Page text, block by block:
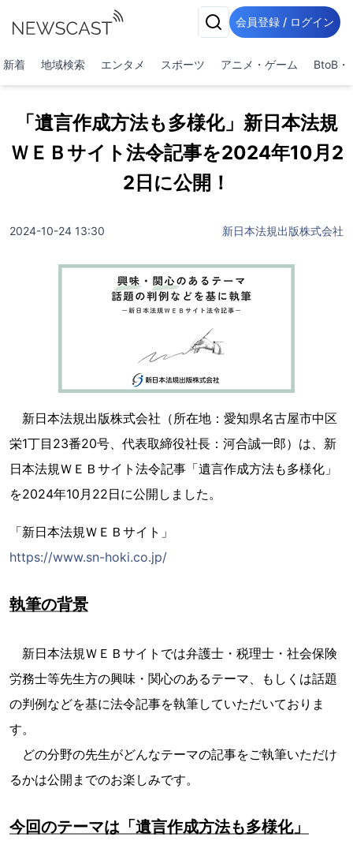
会員登録 / ログイン
新着 地域検索 エンタメ スポーツ アニメ・ゲーム BtoB・
「遺言作成方法も多様化」新日本法規
ＷＥＢサイト法令記事を2024年10月2
2日に公開！
2024-10-24 13:30 新日本法規出版株式会社
新日本法規出版株式会社（所在地：愛知県名古屋市中区
栄1丁目23番20号、代表取締役社長：河合誠一郎）は、新
日本法規ＷＥＢサイト法令記事「遺言作成方法も多様化」
を2024年10月22日に公開しました。
「新日本法規ＷＥＢサイト」
https://www.sn-hoki.co.jp/
執筆の背景
新日本法規ＷＥＢサイトでは弁護士・税理士・社会保険
労務士等先生方の興味・関心のあるテーマ、もしくは話題
の判例などを基に法令記事を執筆していただいておりま
す。
どの分野の先生がどんなテーマの記事をご執筆いただけ
るかは公開までのお楽しみです。
今回のテーマは「遺言作成方法も多様化」